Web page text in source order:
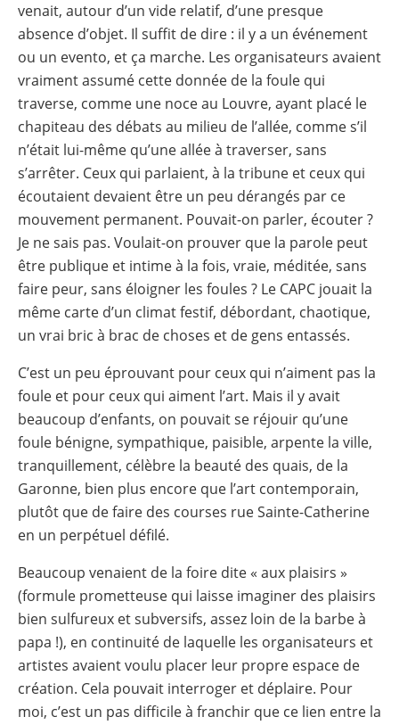
venait, autour d’un vide relatif, d’une presque
absence d’objet. Il suffit de dire : il y a un événement
ou un evento, et ça marche. Les organisateurs avaient
vraiment assumé cette donnée de la foule qui
traverse, comme une noce au Louvre, ayant placé le
chapiteau des débats au milieu de l’allée, comme s’il
n’était lui-même qu’une allée à traverser, sans
s’arrêter. Ceux qui parlaient, à la tribune et ceux qui
écoutaient devaient être un peu dérangés par ce
mouvement permanent. Pouvait-on parler, écouter ?
Je ne sais pas. Voulait-on prouver que la parole peut
être publique et intime à la fois, vraie, méditée, sans
faire peur, sans éloigner les foules ? Le CAPC jouait la
même carte d’un climat festif, débordant, chaotique,
un vrai bric à brac de choses et de gens entassés.
C’est un peu éprouvant pour ceux qui n’aiment pas la
foule et pour ceux qui aiment l’art. Mais il y avait
beaucoup d’enfants, on pouvait se réjouir qu’une
foule bénigne, sympathique, paisible, arpente la ville,
tranquillement, célèbre la beauté des quais, de la
Garonne, bien plus encore que l’art contemporain,
plutôt que de faire des courses rue Sainte-Catherine
en un perpétuel défilé.
Beaucoup venaient de la foire dite « aux plaisirs »
(formule prometteuse qui laisse imaginer des plaisirs
bien sulfureux et subversifs, assez loin de la barbe à
papa !), en continuité de laquelle les organisateurs et
artistes avaient voulu placer leur propre espace de
création. Cela pouvait interroger et déplaire. Pour
moi, c’est un pas difficile à franchir que ce lien entre la